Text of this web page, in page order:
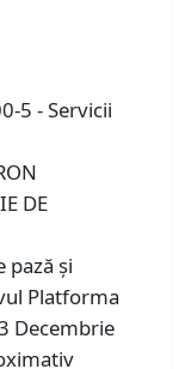
5 - Servicii
DE
pază și
Platforma
Decembrie